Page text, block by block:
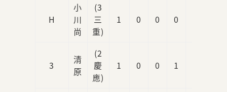
H
小
川
尚
(3
三
重)
1 0 0 0
3
清
原
(2
慶
應)
1 0 0 1